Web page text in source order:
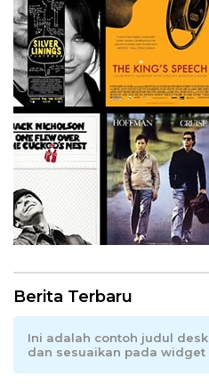
Berita Terbaru
Ini adalah contoh judul
dan sesuaikan pada widget